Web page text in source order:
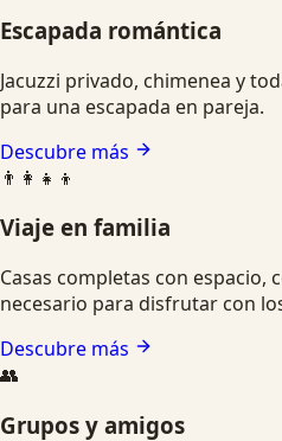
Escapada romántica
Jacuzzi privado, chimenea y
para una escapada en pareja.
Descubre más
👨‍👩‍👧‍👦
Viaje en familia
Casas completas con espacio,
necesario para disfrutar con
Descubre más
👥
Grupos y amigos